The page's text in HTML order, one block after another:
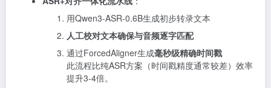
用Qwen3-ASR-0.6B生成初步转录文本
人工校对文本确保与音频逐字匹配
通过ForcedAligner生成毫秒级精确时间戳
此流程比纯ASR方案（时间戳精度通常较差）效率
提升3-4倍。